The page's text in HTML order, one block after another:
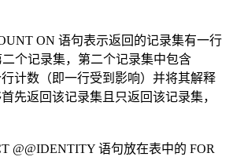
ON 语句表示返回的记录集有一行
个记录集，第二个记录集中包含
计数（即一行受到影响）并将其解释
先返回该记录集且只返回该记录集，
@@IDENTITY 语句放在表中的 FOR